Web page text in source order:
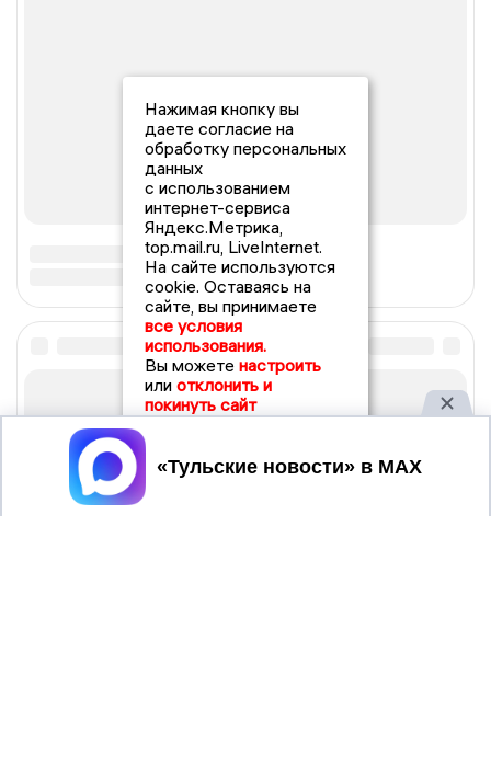
Нажимая кнопку вы
даете согласие на
обработку персональных
данных
с использованием
интернет-сервиса
Яндекс.Метрика,
top.mail.ru, LiveInternet.
На сайте используются
cookie. Оставаясь на
сайте, вы принимаете
все условия
использования.
Вы можете настроить
или отклонить и
покинуть сайт
Принять